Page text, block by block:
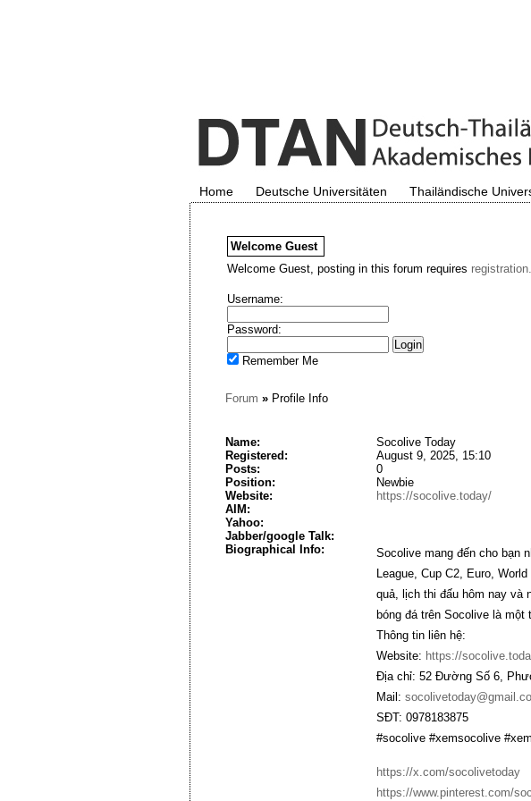
Home Deutsche Universitäten Thailändische
Welcome Guest
Welcome Guest, posting in this forum requires registration.
Username:
Password:
Remember Me
Forum »Profile Info
Name:
Socolive Today
Registered:
August 9, 2025, 15:10
Posts:
0
Position:
Newbie
Website:
https://socolive.today/
AIM:
Yahoo:
Jabber/google Talk:
Biographical Info:
Socolive mang đến cho bạn
League, Cup C2, Euro,
quả, lịch thi đấu hôm nay và
bóng đá trên Socolive là một
Thông tin liên hệ:
Website: https://
Địa chỉ: 52 Đường Số 6,
Mail:
SĐT: 0978183875
#socolive #xemsocolive
https://x.com/socolivetoday
https://www.pinterest.com/